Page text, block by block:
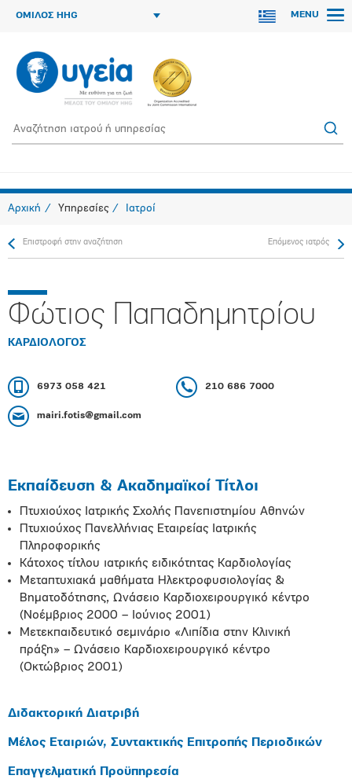
ΟΜΙΛΟΣ HHG MENU
Αρχική Υπηρεσίες Ιατροί
Επιστροφή στην αναζήτηση Επόμενος ιατρός
Φώτιος Παπαδημητρίου
ΚΑΡΔΙΟΛΟΓΟΣ
6973 058 421 210 686 7000
mairi.fotis@gmail.com
Εκπαίδευση & Ακαδημαϊκοί Τίτλοι
Πτυχιούχος Ιατρικής Σχολής Πανεπιστημίου Αθηνών
Πτυχιούχος Πανελλήνιας Εταιρείας Ιατρικής
Πληροφορικής
Κάτοχος τίτλου ιατρικής ειδικότητας Καρδιολογίας
Μεταπτυχιακά μαθήματα Ηλεκτροφυσιολογίας &
Βηματοδότησης, Ωνάσειο Καρδιοχειρουργικό κέντρο
(Νοέμβριος 2000 – Ιούνιος 2001)
Μετεκπαιδευτικό σεμινάριο «Λιπίδια στην Κλινική
πράξη» – Ωνάσειο Καρδιοχειρουργικό κέντρο
(Οκτώβριος 2001)
Διδακτορική Διατριβή
Μέλος Εταιριών, Συντακτικής Επιτροπής Περιοδικών
Επαγγελματική Προϋπηρεσία